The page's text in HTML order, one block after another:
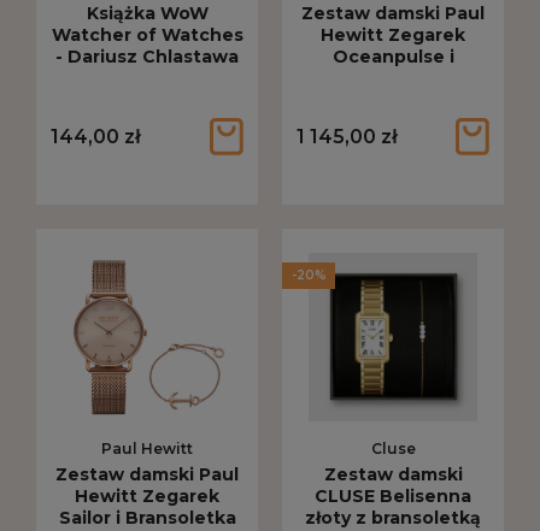
Książka WoW
Watcher of Watches
- Dariusz Chlastawa
144,00 zł
Zestaw damski Paul
Hewitt Zegarek
Oceanpulse i
1 145,00 zł
Paul Hewitt
Zestaw damski Paul
Hewitt Zegarek
Sailor i Bransoletka
Cluse
Zestaw damski
CLUSE Belisenna
złoty z bransoletką
-20%